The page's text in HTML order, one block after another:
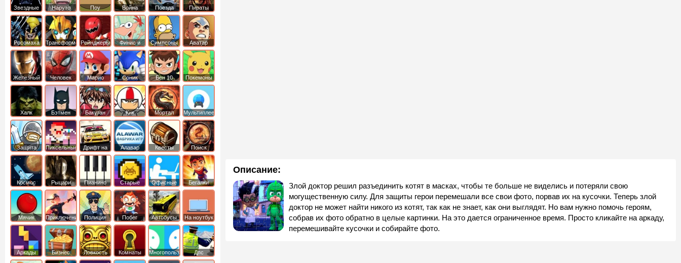
Описание:
Злой доктор решил разъединить котят в масках, чтобы те больше не виделись и потеряли свою
могущественную силу. Для защиты герои перемешали все свои фото, порвав их на кусочки. Теперь злой
доктор не может найти никого из котят, так как не знает, как они выглядят. Но вам нужно помочь героям,
собрав их фото обратно в целые картинки. На это дается ограниченное время. Просто кликайте на аркаду,
перемешивайте кусочки и собирайте фото.
Звездные
войны
Наруто Поу Война Поезда
Пираты
Карибского
Моря
Росомаха ТрансформерыРейнджеры
Самураи
Финис и
Ферб
Симпсоны
Аватар
легенда об
Аанге
Железный
человек
Человек
Паук
Марио Соник Бен 10 Покемоны
Халк Бэтмен Бакуган
Кик
Бутовский
Мортал
комбат
Мультиплеер
Защита
королевства
Пиксельные
Дрифт на
машинах
Алавар Квесты
Поиск
предметов
Космос Рыцари Пианино Старые Офисные Бегалки
Мячик Приключения Полиция Побег Автобусы На ноутбук
Аркады
Бизнес
симуляторы
Ловкость Комнаты Многопользовательские
Дпс